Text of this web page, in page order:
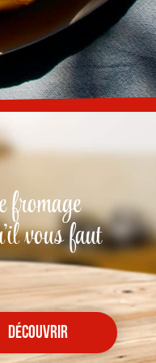
fromage
vous faut
découvrir